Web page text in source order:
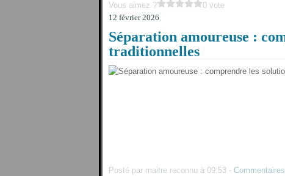
Vous aimez ?
0 vote
12 février 2026
Séparation amoureuse :
traditionnelles
Posté par maitre reconnu à 09:53 -